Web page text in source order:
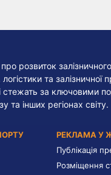
розвиток
та залізничної
стежать за ключовими
та інших регіонах світу.
РЕКЛАМА У
Публікація
Розміщення